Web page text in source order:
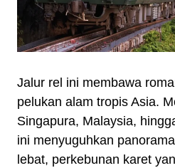
Jalur rel ini membawa
pelukan alam tropis Asia.
Singapura, Malaysia,
ini menyuguhkan
lebat, perkebunan karet